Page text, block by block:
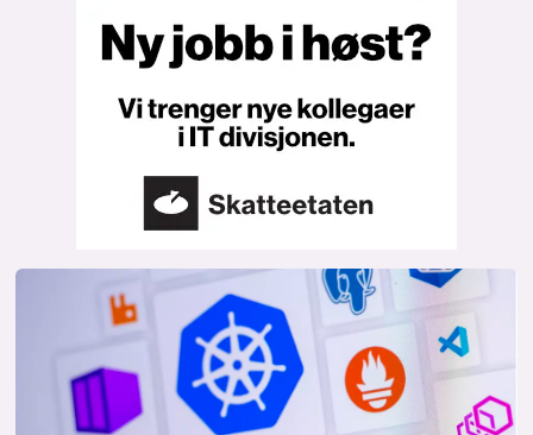
Facebook
annonsepriser
annonseguide
suksesshistorier
Bli firmapartner